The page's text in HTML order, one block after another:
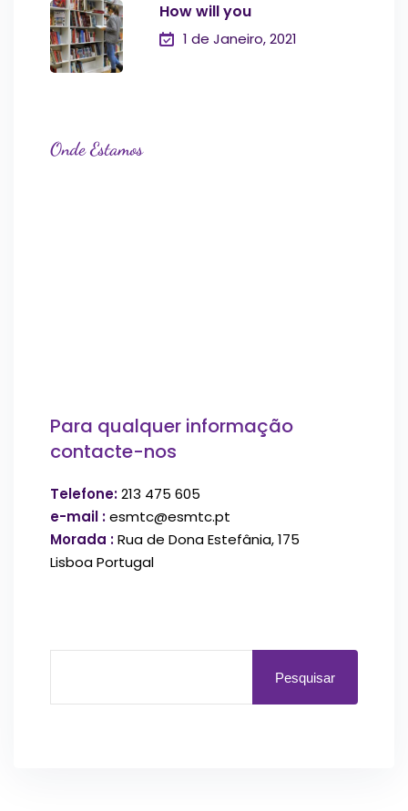
How will you
1 de Janeiro, 2021
Onde Estamos
Para qualquer informação
contacte-nos
Telefone:213 475 605
e-mail :esmtc@esmtc.pt
Morada :Rua de Dona Estefânia, 175
Lisboa Portugal
Pesquisar